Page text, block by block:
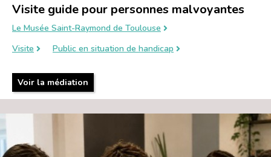
Visite guide pour personnes malvoyantes
Le Musée Saint-Raymond de Toulouse
Visite
Public en situation de handicap
Voir la médiation